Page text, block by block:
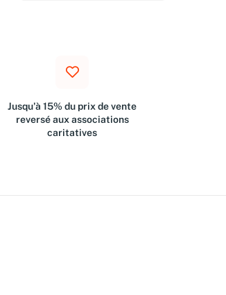
Jusqu'à 15% du prix de vente
reversé aux associations
caritatives